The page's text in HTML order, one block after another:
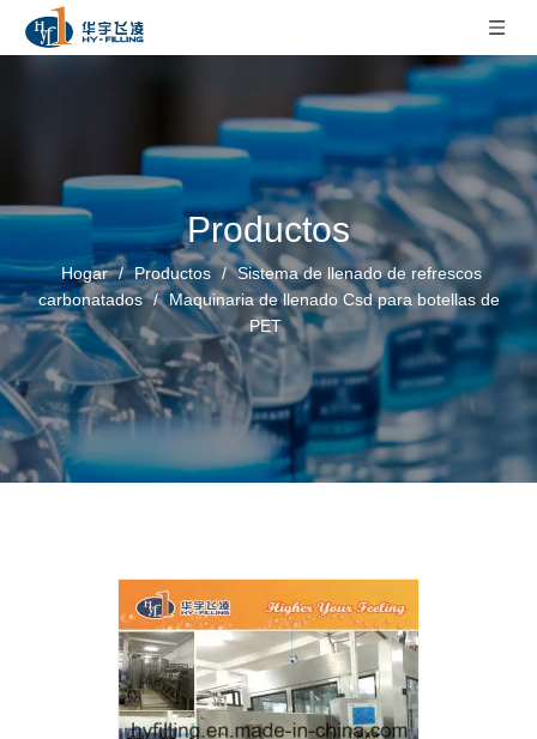
Productos
Hogar / Productos / Sistema de llenado de refrescos
carbonatados / Maquinaria de llenado Csd para botellas de
PET